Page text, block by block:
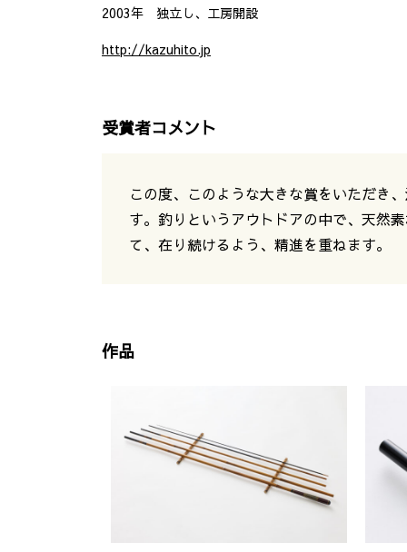
2003年 独立し、工房開設
http://kazuhito.jp
受賞者コメント
この度、このような大きな賞をいただき
す。釣りというアウトドアの中で、天然
て、在り続けるよう、精進を重ねます。
作品